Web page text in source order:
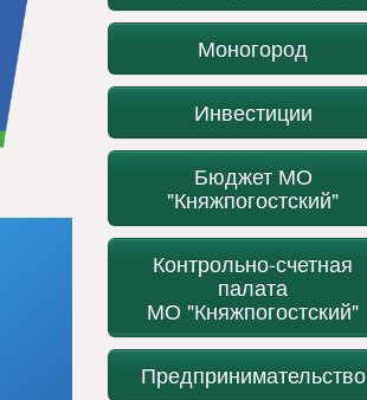
Моногород
Инвестиции
Бюджет МО
"Княжпогостский"
Контрольно-счетная
палата
МО "Княжпогостский"
Предпринимательство